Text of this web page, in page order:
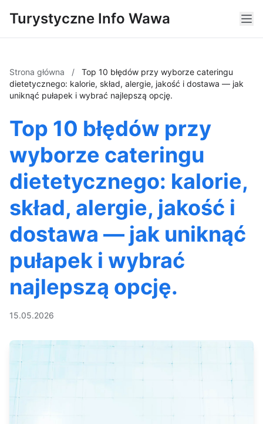
Turystyczne Info Wawa
Strona główna /
Top 10 błędów przy wyborze cateringu
dietetycznego: kalorie, skład, alergie, jakość i dostawa — jak
uniknąć pułapek i wybrać najlepszą opcję.
Top 10 błędów przy
wyborze cateringu
dietetycznego: kalorie,
skład, alergie, jakość i
dostawa — jak uniknąć
pułapek i wybrać
najlepszą opcję.
15.05.2026